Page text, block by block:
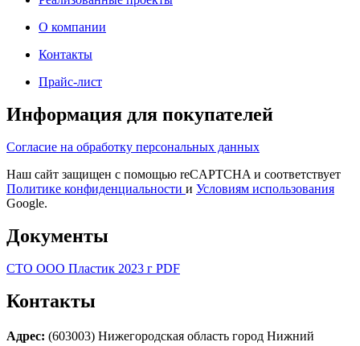
О компании
Контакты
Прайс-лист
Информация для покупателей
Согласие на обработку персональных данных
Наш сайт защищен с помощью reCAPTCHA и соответствует
Политике конфиденциальности и Условиям использования
Google.
Документы
СТО ООО Пластик 2023 г PDF
Контакты
Адрес: (603003) Нижегородская область город Нижний